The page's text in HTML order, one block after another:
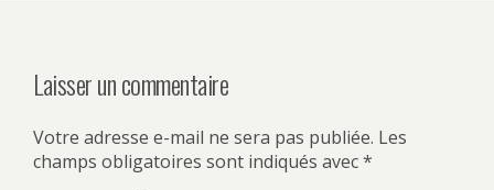
Laisser un commentaire
Votre adresse e-mail ne sera pas publiée. Les
champs obligatoires sont indiqués avec*